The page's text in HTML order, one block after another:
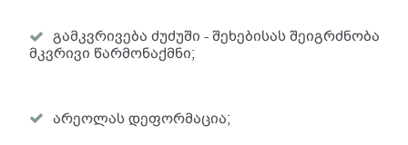
გამკვრივება ძუძუში - შეხებისას შეიგრძნობა
მკვრივი წარმონაქმნი;
არეოლას დეფორმაცია;